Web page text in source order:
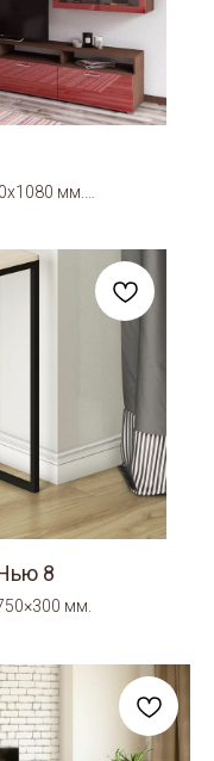
мм.
8
мм.